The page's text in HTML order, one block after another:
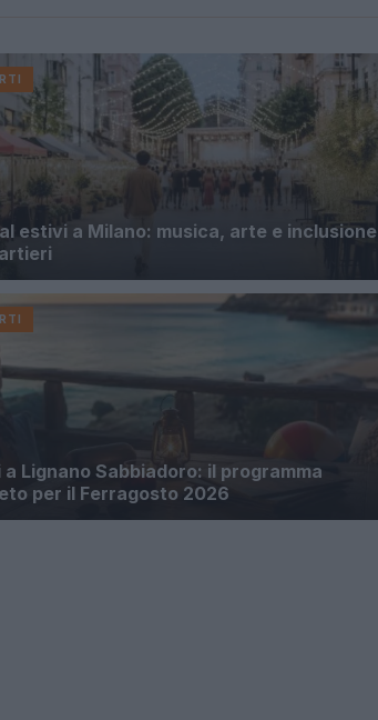
estivi a Milano: musica, arte e inclusione
a Lignano Sabbiadoro: il programma
per il Ferragosto 2026